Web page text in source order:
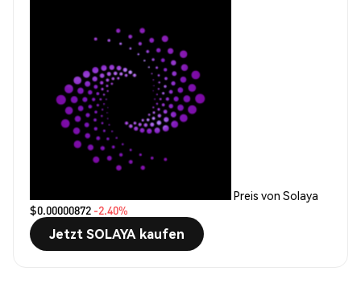
Preis von Solaya
$0.00000872 -2.40%
Jetzt SOLAYA kaufen